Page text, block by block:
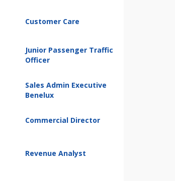
Customer Care
Junior Passenger Traffic
Officer
Sales Admin Executive
Benelux
Commercial Director
Revenue Analyst